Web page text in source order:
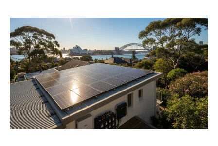
i
–
tio
på
tio